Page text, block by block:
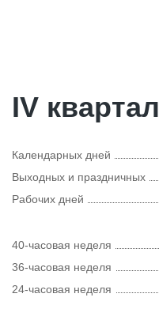
IV квартал
Календарных дней
Выходных и праздничных
Рабочих дней
40-часовая неделя
36-часовая неделя
24-часовая неделя